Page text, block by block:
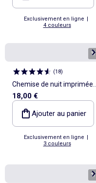
Exclusivement en ligne |
4 couleurs
1/
(18)
Chemise de nuit imprimée
en voile de coton
18,00 €
Ajouter au panier
Exclusivement en ligne |
3 couleurs
1/